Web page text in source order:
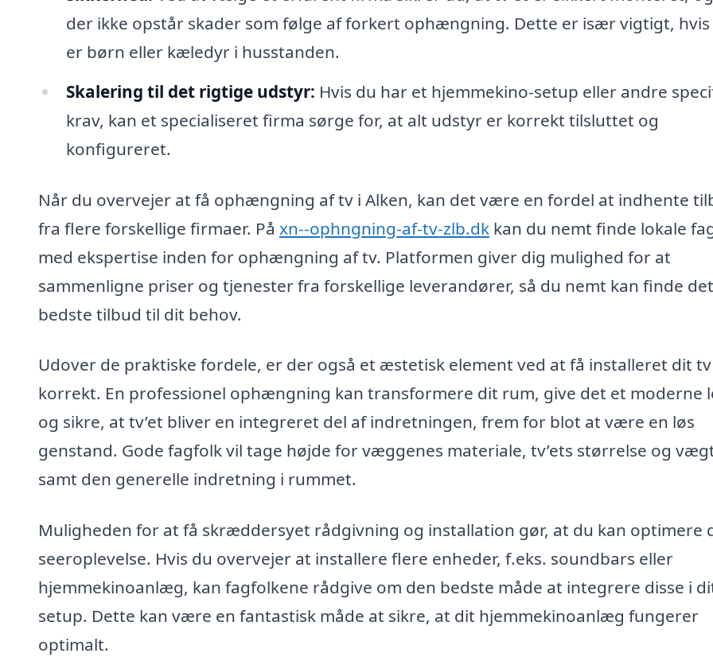
der ikke opstår skader som følge af forkert ophængning. Dette er især vigtigt,
er børn eller kæledyr i husstanden.
Skalering til det rigtige udstyr: Hvis du har et hjemmekino-setup eller andre
krav, kan et specialiseret firma sørge for, at alt udstyr er korrekt tilsluttet og
konfigureret.
Når du overvejer at få ophængning af tv i Alken, kan det være en fordel at indhente
fra flere forskellige firmaer. På xn--ophngning-af-tv-zlb.dk kan du nemt finde lokale
med ekspertise inden for ophængning af tv. Platformen giver dig mulighed for at
sammenligne priser og tjenester fra forskellige leverandører, så du nemt kan finde det
bedste tilbud til dit behov.
Udover de praktiske fordele, er der også et æstetisk element ved at få installeret dit tv
korrekt. En professionel ophængning kan transformere dit rum, give det et moderne
og sikre, at tv’et bliver en integreret del af indretningen, frem for blot at være en løs
genstand. Gode fagfolk vil tage højde for væggenes materiale, tv’ets størrelse og
samt den generelle indretning i rummet.
Muligheden for at få skræddersyet rådgivning og installation gør, at du kan optimere
seeroplevelse. Hvis du overvejer at installere flere enheder, f.eks. soundbars eller
hjemmekinoanlæg, kan fagfolkene rådgive om den bedste måde at integrere disse i
setup. Dette kan være en fantastisk måde at sikre, at dit hjemmekinoanlæg fungerer
optimalt.